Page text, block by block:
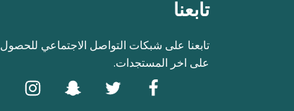
تابعنا
تابعنا على شبكات التواصل الاجتماعي للحصول
على اخر المستجدات.